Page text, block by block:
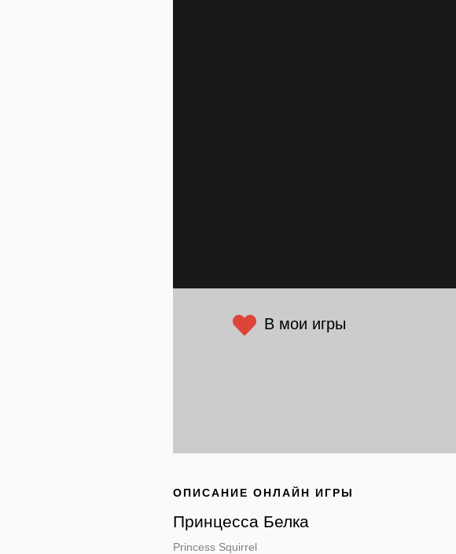
В мои игры
ОПИСАНИЕ ОНЛАЙН ИГРЫ
Принцесса Белка
Princess Squirrel